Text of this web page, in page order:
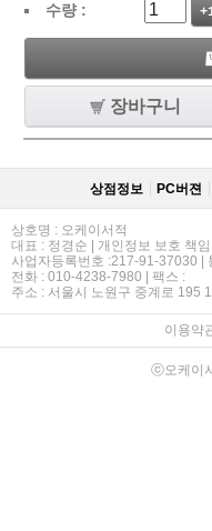
수량 :
장바구니
상점정보 PC버젼
상호명 : 오케이서적
대표 : 정경순 | 개인정보 보호 책
사업자등록번호 :217-91-37030 |
전화 : 010-4238-7980 | 팩스 :
주소 : 서울시 노원구 중계로 195
이용약
ⓒ오케이